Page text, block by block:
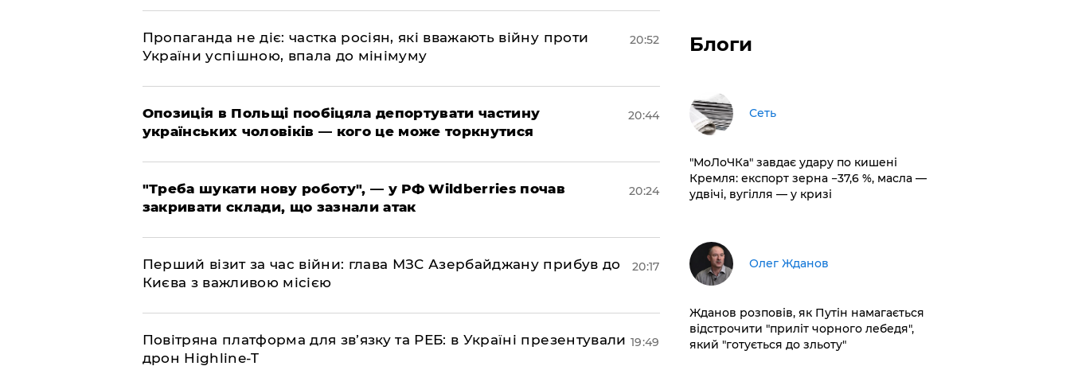
​Пропаганда не діє: частка росіян, які вважають війну проти
України успішною, впала до мінімуму
20:52
​Опозиція в Польщі пообіцяла депортувати частину
українських чоловіків — кого це може торкнутися
20:44
​"Треба шукати нову роботу", — у РФ Wildberries почав
закривати склади, що зазнали атак
20:24
​Перший візит за час війни: глава МЗС Азербайджану прибув до
Києва з важливою місією
20:17
​Повітряна платформа для зв’язку та РЕБ: в Україні презентували
дрон Highline-T
19:49
Блоги
Сеть
​"МоЛоЧКа" завдає удару по кишені
Кремля: експорт зерна −37,6 %, масла —
удвічі, вугілля — у кризі
Олег Жданов
Жданов розповів, як Путін намагається
відстрочити "приліт чорного лебедя",
який "готується до зльоту"